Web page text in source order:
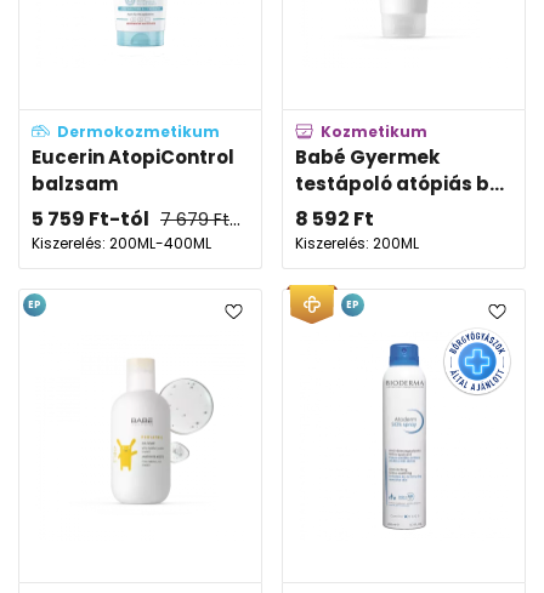
Dermokozmetikum
Eucerin AtopiControl
balzsam
5 759 Ft-tól 7 679Ft-tól
Kiszerelés: 200ML-400ML
Kozmetikum
Babé Gyermek
testápoló atópiás b...
8 592 Ft
Kiszerelés: 200ML
EP EP